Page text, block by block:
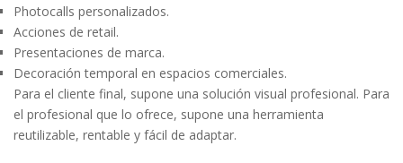
Photocalls personalizados.
Acciones de retail.
Presentaciones de marca.
Decoración temporal en espacios comerciales.
Para el cliente final, supone una solución visual profesional. Para
el profesional que lo ofrece, supone una herramienta
reutilizable, rentable y fácil de adaptar.